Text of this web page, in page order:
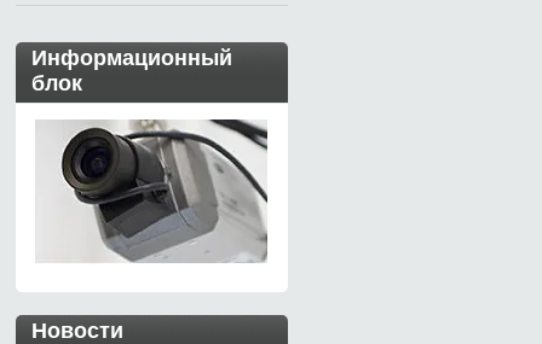
Информационный
блок
Новости